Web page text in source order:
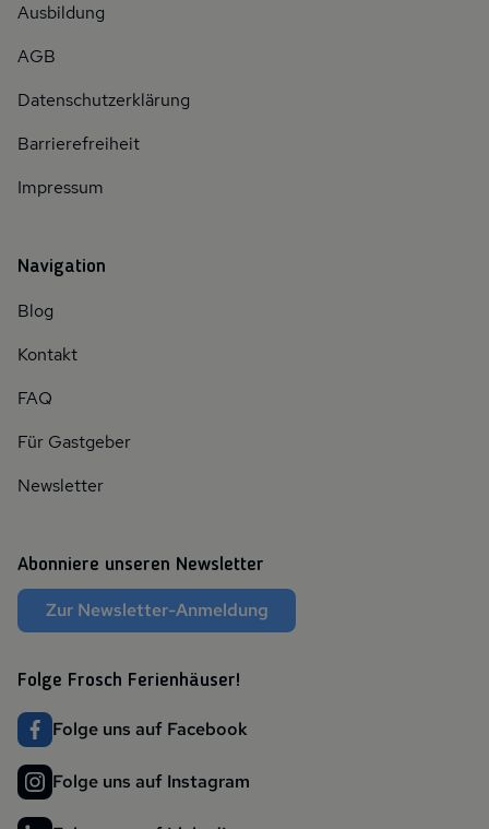
Ausbildung
AGB
Datenschutzerklärung
Barrierefreiheit
Impressum
Navigation
Blog
Kontakt
FAQ
Für Gastgeber
Newsletter
Abonniere unseren Newsletter
Zur Newsletter-Anmeldung
Folge Frosch Ferienhäuser!
Folge uns auf Facebook
Folge uns auf Instagram